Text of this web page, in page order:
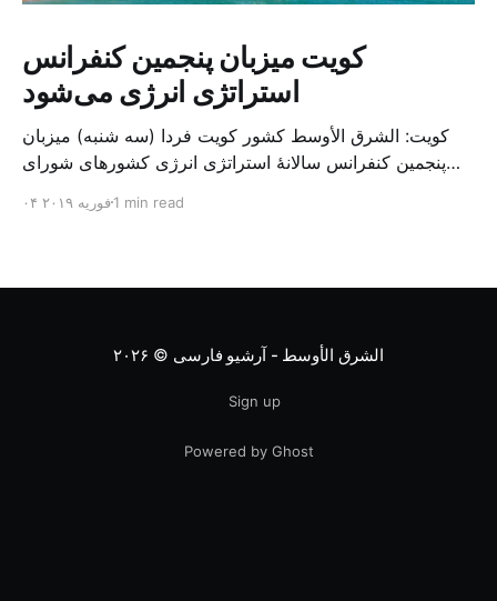
کویت میزبان پنجمین کنفرانس
استراتژی انرژی می‌شود
کویت: الشرق الأوسط کشور کویت فردا (سه شنبه) میزبان
پنجمین کنفرانس سالانهٔ استراتژی انرژی کشورهای شورای
متخصص از شرکت‌های جهانی نفت و گاز در این کنفرانس
۰۴ فوریه ۲۰۱۹1 min read
الشرق الأوسط - آرشیو فارسی © ۲۰۲۶
Sign up
Powered by Ghost